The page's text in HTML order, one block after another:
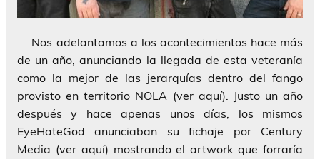
Nos adelantamos a los acontecimientos hace más
de un año, anunciando la llegada de esta veteranía
como la mejor de las jerarquías dentro del fango
provisto en territorio NOLA (ver aquí). Justo un año
después y hace apenas unos días, los mismos
EyeHateGod anunciaban su fichaje por Century
Media (ver aquí) mostrando el artwork que forraría